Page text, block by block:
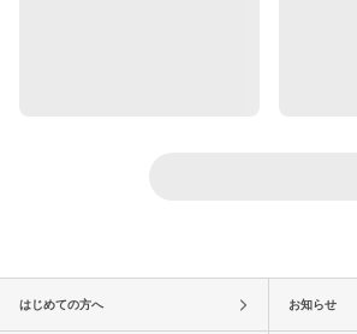
はじめての方へ お知らせ